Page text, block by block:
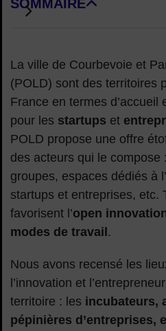
SOMMAIRE
DE BLOCS DE PAGE
La ville de Courbevoie et
(POLD) sont des territoires
France en termes d’accueil
pour les startups et
POLD propose une offre
des acteurs qui le compose
groupes, espaces dédiés à
startups et entreprises, etc.
favorisent l’open
modes de travail .
Nous avons recensé les
l’innovation et
territoire : les incubateurs,
pépinières d’entreprises,